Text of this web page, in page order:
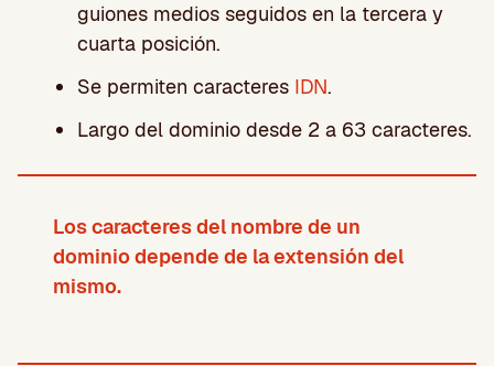
guiones medios seguidos en la tercera y
cuarta posición.
Se permiten caracteres IDN.
Largo del dominio desde 2 a 63 caracteres.
Los caracteres del nombre de un
dominio depende de la extensión del
mismo.